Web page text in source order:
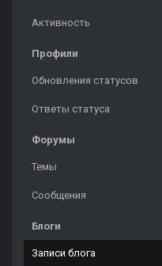
Активность
Профили
Обновления статусов
Ответы статуса
Форумы
Темы
Сообщения
Блоги
Записи блога